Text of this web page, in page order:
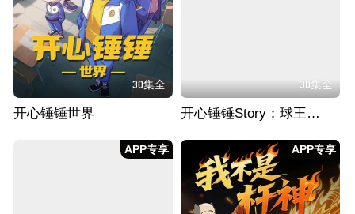
30集全
开心锤锤世界
30集全
开心锤锤Story：球王归来
APP专享 APP专享